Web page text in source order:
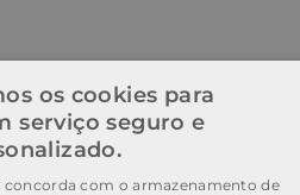
os cookies para
serviço seguro e
concorda com o armazenamento de